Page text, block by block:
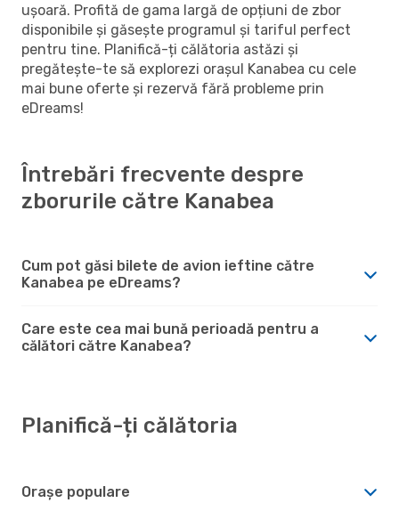
ușoară. Profită de gama largă de opțiuni de zbor
disponibile și găsește programul și tariful perfect
pentru tine. Planifică-ți călătoria astăzi și
pregătește-te să explorezi orașul Kanabea cu cele
mai bune oferte și rezervă fără probleme prin
eDreams!
Întrebări frecvente despre
zborurile către Kanabea
Cum pot găsi bilete de avion ieftine către
Kanabea pe eDreams?
Care este cea mai bună perioadă pentru a
călători către Kanabea?
Planifică-ți călătoria
Orașe populare